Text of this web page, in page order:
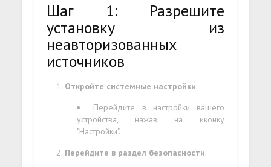
Шаг 1: Разрешите
установку из
неавторизованных
источников
Откройте системные настройки:
Перейдите в настройки вашего
устройства, нажав на иконку
"Настройки".
Перейдите в раздел безопасности: